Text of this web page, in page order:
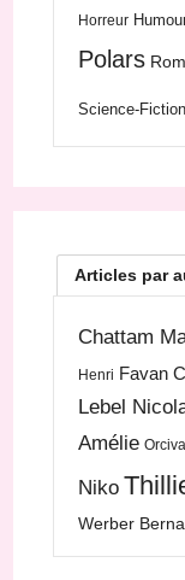
Horreur
Polars
Science-Fiction
Articles par
Chattam
Henri Favan
Lebel
Amélie
Niko
Werber